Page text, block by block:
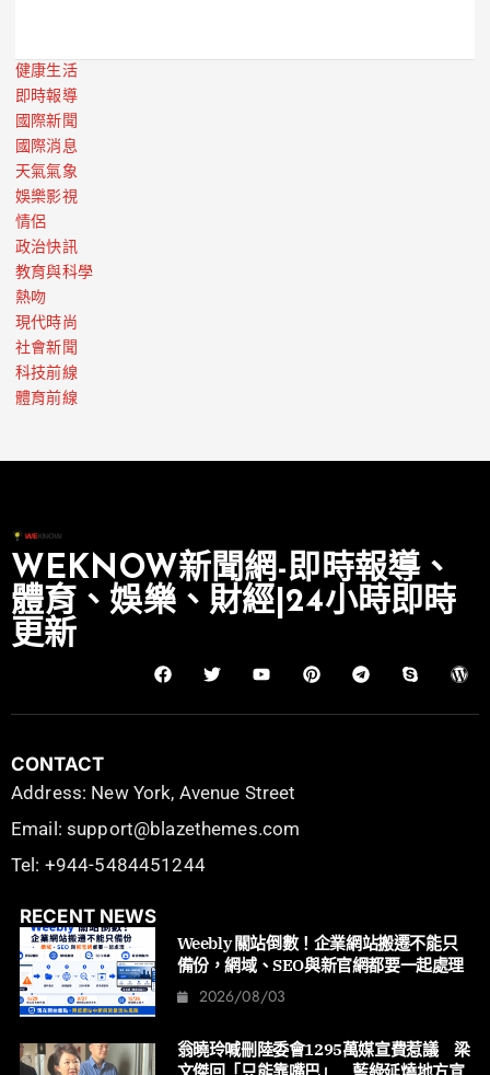
健康生活
即時報導
國際新聞
國際消息
天氣氣象
娛樂影視
情侶
政治快訊
教育與科學
熱吻
現代時尚
社會新聞
科技前線
體育前線
WEKNOW新聞網-即時報導、
體育、娛樂、財經|24小時即時
更新
CONTACT
Address: New York, Avenue Street
Email: support@blazethemes.com
Tel: +944-5484451244
RECENT NEWS
Weebly 關站倒數！企業網站搬遷不能只
備份，網域、SEO與新官網都要一起處理
2026/08/03
翁曉玲喊刪陸委會1295萬媒宣費惹議 梁